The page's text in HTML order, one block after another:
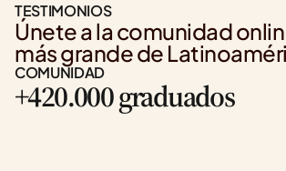
TESTIMONIOS
Únete a la comunidad
más grande de
COMUNIDAD
+420.000 graduados